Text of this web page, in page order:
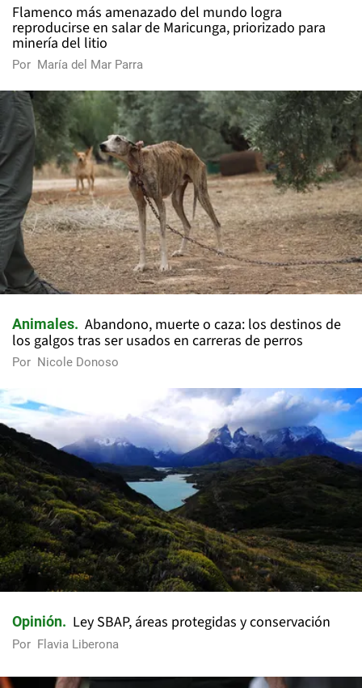
Flamenco más amenazado del mundo logra
reproducirse en salar de Maricunga, priorizado para
minería del litio
Por María del Mar Parra
Animales
Abandono, muerte o caza: los destinos de
los galgos tras ser usados en carreras de perros
Por Nicole Donoso
Opinión Ley SBAP, áreas protegidas y conservación
Por Flavia Liberona